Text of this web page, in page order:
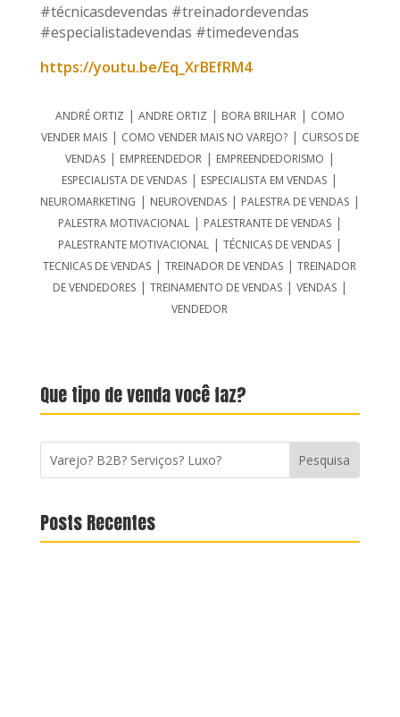
#técnicasdevendas #treinadordevendas
#especialistadevendas #timedevendas
https://youtu.be/Eq_XrBEfRM4
ANDRÉ ORTIZ | ANDRE ORTIZ | BORA BRILHAR| COMO
VENDER MAIS| COMO VENDER MAIS NO VAREJO?| CURSOS DE
VENDAS| EMPREENDEDOR| EMPREENDEDORISMO |
ESPECIALISTA DE VENDAS | ESPECIALISTA EM VENDAS |
NEUROMARKETING | NEUROVENDAS| PALESTRA DE VENDAS|
PALESTRA MOTIVACIONAL| PALESTRANTE DE VENDAS|
PALESTRANTE MOTIVACIONAL| TÉCNICAS DE VENDAS|
TECNICAS DE VENDAS |TREINADOR DE VENDAS |TREINADOR
DE VENDEDORES| TREINAMENTO DE VENDAS| VENDAS|
VENDEDOR
Que tipo de venda você faz?
Posts Recentes